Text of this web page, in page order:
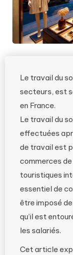
Le travail du
secteurs, est
en France.
Le travail du
effectuées
de travail est
commerces
touristiques
essentiel de
être imposé
qu’il est
les salariés.
Cet article